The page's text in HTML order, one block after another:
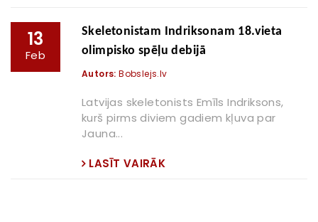
13
Feb
Skeletonistam Indriksonam 18.vieta
olimpisko spēļu debijā
Autors: Bobslejs.lv
Latvijas skeletonists Emīls Indriksons,
kurš pirms diviem gadiem kļuva par
Jauna...
LASĪT VAIRĀK